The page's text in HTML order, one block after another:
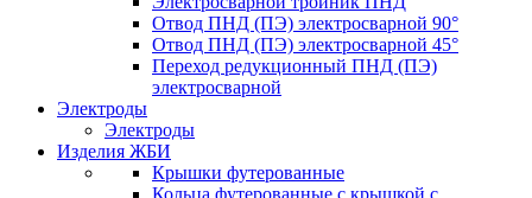
Отвод ПНД (ПЭ) электросварной 90°
Отвод ПНД (ПЭ) электросварной 45°
Переход редукционный ПНД (ПЭ)
электросварной
Электроды
Электроды
Изделия ЖБИ
Крышки футерованные
Кольца футерованные с крышкой с